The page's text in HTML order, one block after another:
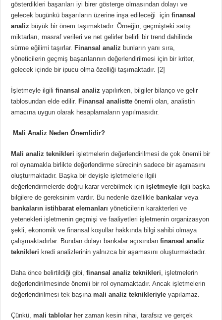
gösterdikleri başarıları iyi birer gösterge olmasından dolayı ve
gelecek bugünkü başarıların üzerine inşa edileceği için finansal
analiz büyük bir önem taşımaktadır. Örneğin; geçmişteki satış
miktarları, masraf verileri ve net gelirler belirli bir trend dahilinde
sürme eğilimi taşırlar. Finansal analiz bunların yanı sıra,
yöneticilerin geçmiş başarılarının değerlendirilmesi için bir kriter,
gelecek içinde bir ipucu olma özelliği taşımaktadır. [2]
İşletmeyle ilgili finansal analiz yapılırken, bilgiler bilanço ve gelir
tablosundan elde edilir. Finansal analistte önemli olan, analistin
amacına uygun olarak hesaplamaların yapılmasıdır.
Mali Analiz Neden Önemlidir?
Mali analiz teknikleri işletmelerin değerlendirilmesi de çok önemli bir
rol oynamakla birlikte değerlendirme sürecinin sadece bir aşamasını
oluşturmaktadır. Başka bir deyişle işletmelerle ilgili
değerlendirmelerde doğru karar verebilmek için işletmeyle ilgili başka
bilgilere de gereksinim vardır. Bu nedenle özellikle bankalar veya
bankaların istihbarat elemanları yöneticilerin karakterleri ve
yetenekleri işletmenin geçmişi ve faaliyetleri işletmenin organizasyon
şekli, ekonomik ve finansal koşullar hakkında bilgi sahibi olmaya
çalışmaktadırlar. Bundan dolayı bankalar açısındanfinansal analiz
teknikleri kredi analizlerinin yalnızca bir aşamasını oluşturmaktadır.
Daha önce belirtildiği gibi,finansal analiz teknikleri, işletmelerin
değerlendirilmesinde önemli bir rol oynamaktadır. Ancak işletmelerin
değerlendirilmesi tek başınamali analiz teknikleriyle yapılamaz.
Çünkü,mali tablolar her zaman kesin nihai, tarafsız ve gerçek